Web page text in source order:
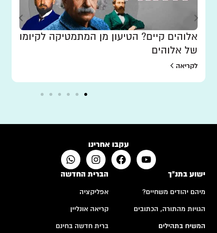
אלוהים קיים? הטיעון מן המתמטיקה לקיומו
של אלוהים
לקריאה
עקבו אחרינו
ישוע בתנ"ך
מיהם יהודים משחיים?
הגויות מהתורה, הכתובים
המשיח בתהילים
הברית החדשה
אפליקציה
קריאה אונליין
ברית חדשה בחינם